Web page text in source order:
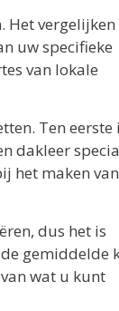
Het vergelijken
uw specifieke
van lokale
Ten eerste
dakleer
het maken
dus het is
gemiddelde
wat u kunt